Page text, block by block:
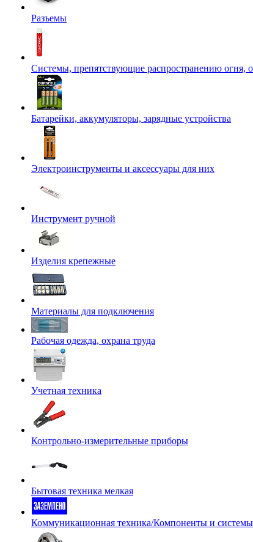
Разъемы
Системы, препятствующие распространению огня,
Батарейки, аккумуляторы, зарядные устройства
Электроинструменты и аксессуары для них
Инструмент ручной
Изделия крепежные
Материалы для подключения
Рабочая одежда, охрана труда
Учетная техника
Контрольно-измерительные приборы
Бытовая техника мелкая
Коммуникационная техника/Компоненты и системы